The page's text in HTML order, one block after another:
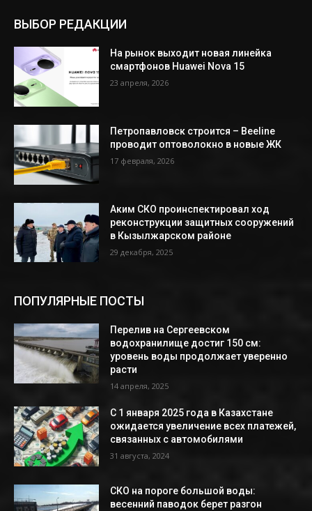
ВЫБОР РЕДАКЦИИ
На рынок выходит новая линейка
смартфонов Huawei Nova 15
23 апреля, 2026
Петропавловск строится – Beeline
проводит оптоволокно в новые ЖК
17 февраля, 2026
Аким СКО проинспектировал ход
реконструкции защитных сооружений
в Кызылжарском районе
29 декабря, 2025
ПОПУЛЯРНЫЕ ПОСТЫ
Перелив на Сергеевском
водохранилище достиг 150 см:
уровень воды продолжает уверенно
расти
14 апреля, 2025
С 1 января 2025 года в Казахстане
ожидается увеличение всех платежей,
связанных с автомобилями
31 августа, 2024
СКО на пороге большой воды:
весенний паводок берет разгон